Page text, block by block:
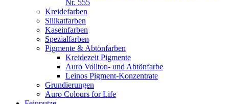
Nr. 555
Kreidefarben
Silikatfarben
Kaseinfarben
Spezialfarben
Pigmente & Abtönfarben
Kreidezeit Pigmente
Auro Vollton- und Abtönfarbe
Leinos Pigment-Konzentrate
Grundierungen
Auro Colours for Life